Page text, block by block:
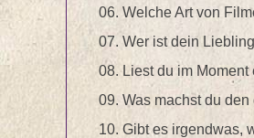
06. Welche Art von
07. Wer ist dein
08. Liest du im
09. Was machst du
10. Gibt es irgendwas,